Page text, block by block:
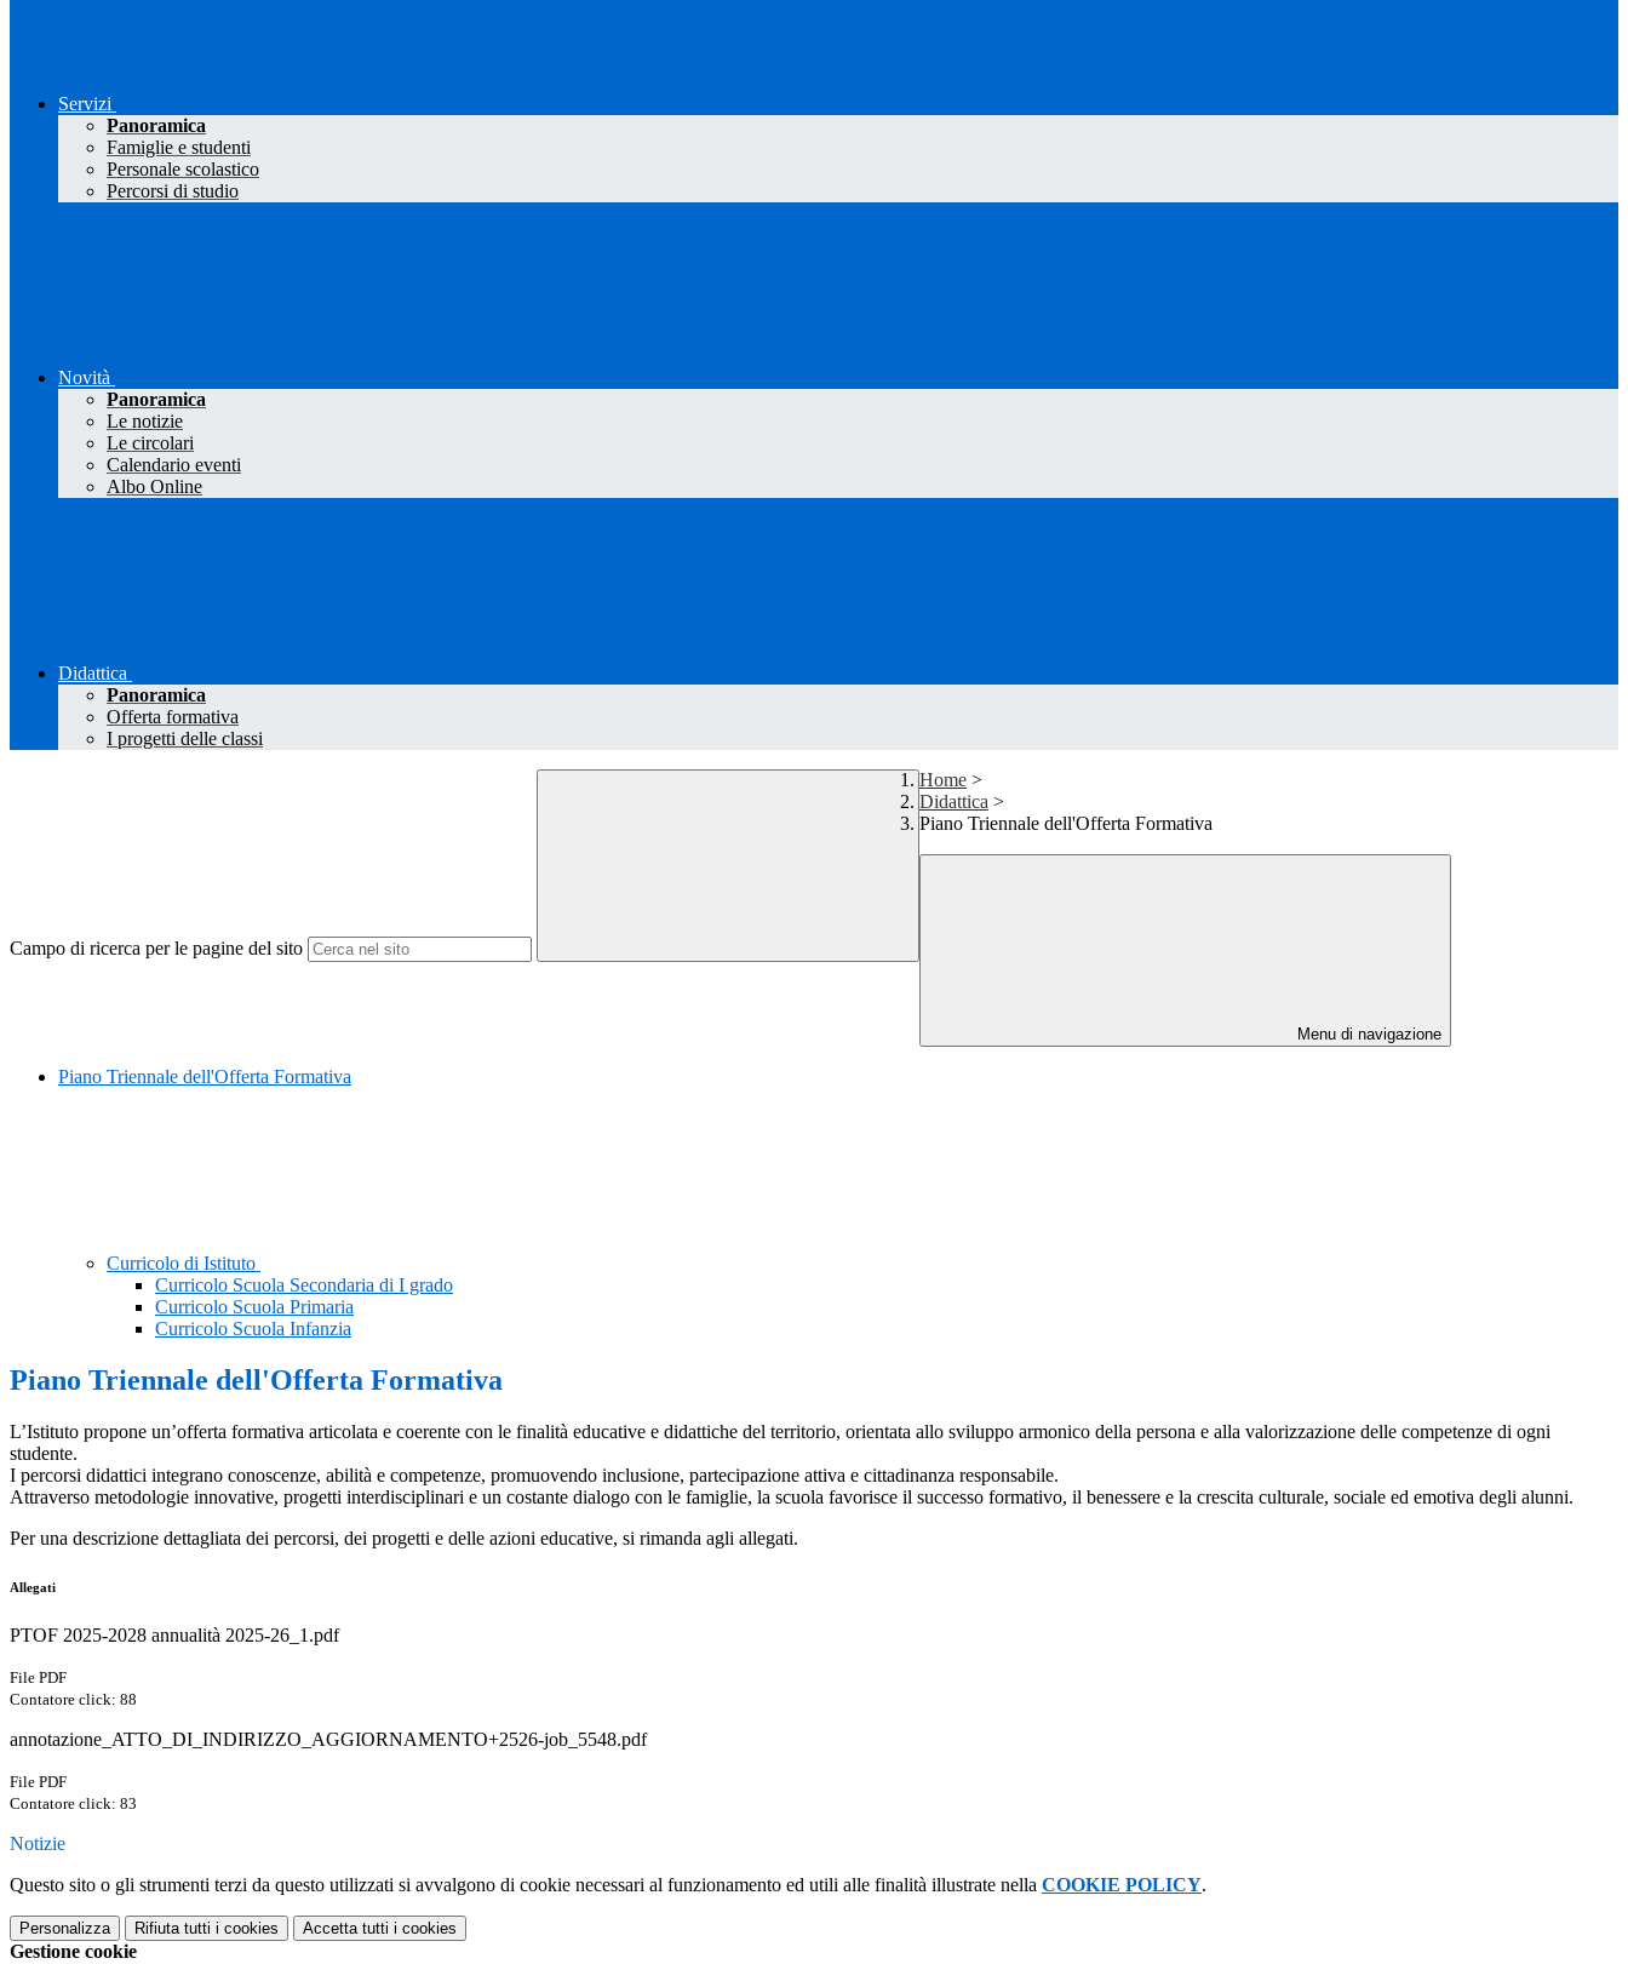
Servizi
Panoramica
Famiglie e studenti
Personale scolastico
Percorsi di studio
Novità
Panoramica
Le notizie
Le circolari
Calendario eventi
Albo Online
Didattica
Panoramica
Offerta formativa
I progetti delle classi
Campo di ricerca per le pagine del sito
Home >
Didattica >
Piano Triennale dell'Offerta Formativa
Menu di navigazione
Piano Triennale dell'Offerta Formativa
Curricolo di Istituto
Curricolo Scuola Secondaria di I grado
Curricolo Scuola Primaria
Curricolo Scuola Infanzia
Piano Triennale dell'Offerta Formativa
L’Istituto propone un’offerta formativa articolata e coerente con le finalità educative e didattiche del territorio, orientata allo sviluppo armonico della persona e alla valorizzazione delle competenze di ogni
studente.
I percorsi didattici integrano conoscenze, abilità e competenze, promuovendo inclusione, partecipazione attiva e cittadinanza responsabile.
Attraverso metodologie innovative, progetti interdisciplinari e un costante dialogo con le famiglie, la scuola favorisce il successo formativo, il benessere e la crescita culturale, sociale ed emotiva degli alunni.
Per una descrizione dettagliata dei percorsi, dei progetti e delle azioni educative, si rimanda agli allegati.
Allegati
PTOF 2025-2028 annualità 2025-26_1.pdf
File PDF
Contatore click: 88
annotazione_ATTO_DI_INDIRIZZO_AGGIORNAMENTO+2526-job_5548.pdf
File PDF
Contatore click: 83
Notizie
Questo sito o gli strumenti terzi da questo utilizzati si avvalgono di cookie necessari al funzionamento ed utili alle finalità illustrate nella COOKIE POLICY.
Personalizza Rifiuta tutti i cookies Accetta tutti i cookies
Gestione cookie